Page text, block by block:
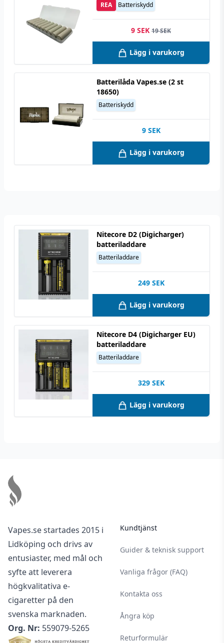
Batteriskydd
REA
9 SEK 19 SEK
Lägg i varukorg
Batterilåda Vapes.se (2 st
18650)
Batteriskydd
9 SEK
Lägg i varukorg
Nitecore D2 (Digicharger)
batteriladdare
Batteriladdare
249 SEK
Lägg i varukorg
Nitecore D4 (Digicharger EU)
batteriladdare
Batteriladdare
329 SEK
Lägg i varukorg
Vapes.se startades 2015 i
Lidköping och drivs av
entusiaster, med mål och
syfte att leverera
högkvalitativa e-
cigaretter på den
svenska marknaden.
Org. Nr: 559079-5265
Kundtjänst
Guider & teknisk support
Vanliga frågor (FAQ)
Kontakta oss
Ångra köp
Returformulär